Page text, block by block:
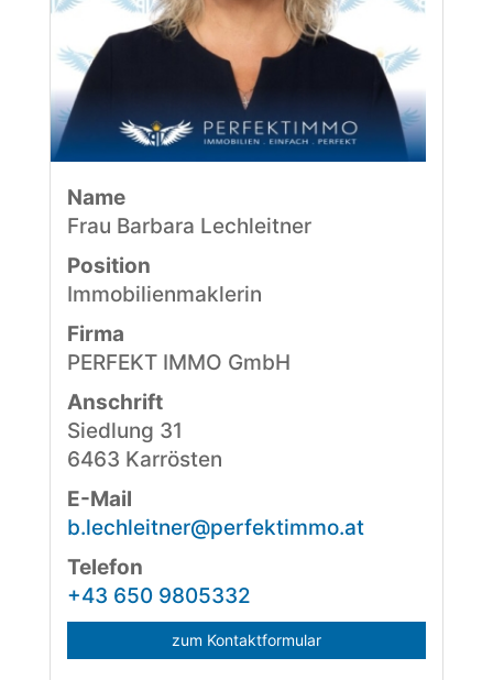
Name
Frau Barbara Lechleitner
Position
Immobilienmaklerin
Firma
PERFEKT IMMO GmbH
Anschrift
Siedlung 31
6463 Karrösten
E-Mail
b.lechleitner@perfektimmo.at
Telefon
​+43 650 9805332
zum Kontaktformular